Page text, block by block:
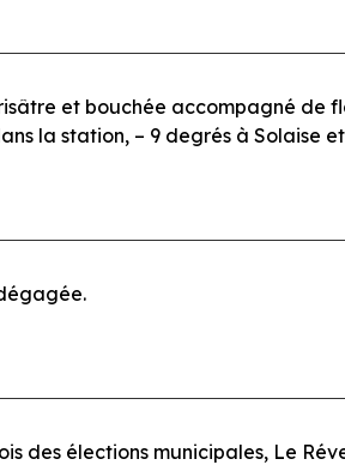
et bouchée accompagné de
la station, – 9 degrés à Solaise
des élections municipales, Le